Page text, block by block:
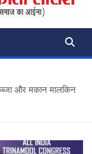
और मकान मालकिन